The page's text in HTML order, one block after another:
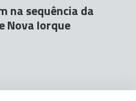
na sequência da
Nova Iorque